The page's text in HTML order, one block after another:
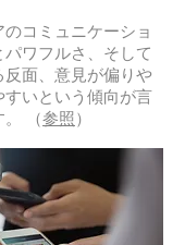
コミュニケーショ
ワフルさ、そして
面、意見が偏りや
いという傾向が言
（参照）